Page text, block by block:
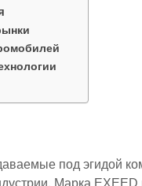
под эгидой
Марка